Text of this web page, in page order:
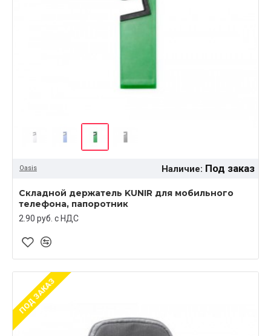
Oasis Наличие: Под заказ
Складной держатель KUNIR для мобильного
телефона, папоротник
2.90 руб. c НДС
ПОД ЗАКАЗ